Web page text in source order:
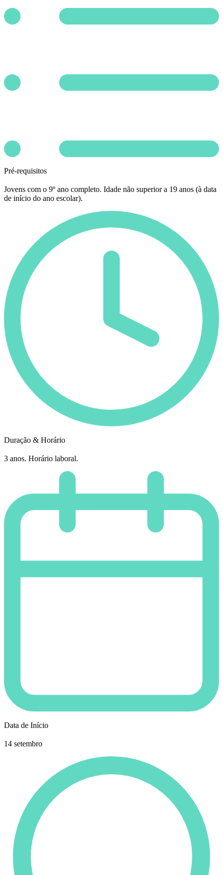
Pré-requisitos
Jovens com o 9º ano completo. Idade não superior a 19 anos (à data
de início do ano escolar).
Duração & Horário
3 anos. Horário laboral.
Data de Início
14 setembro